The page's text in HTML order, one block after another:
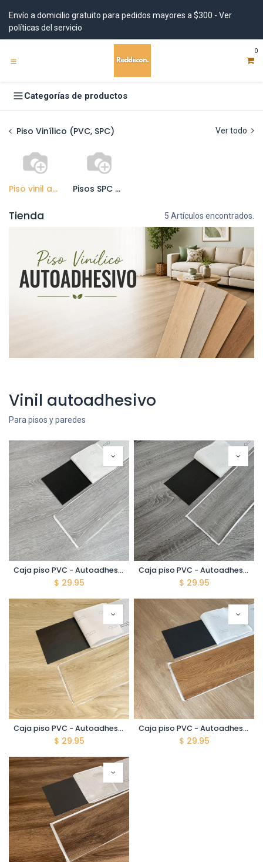
Envío a domicilio gratuito para pedidos mayores a $300 - Ver
políticas del servicio
0
Categorías de productos
Piso Vinílico (PVC, SPC) Ver todo
Piso vinil autoadhesivo Pisos SPC Click
Tienda 5 Artículos encontrados.
Vinil autoadhesivo
Para pisos y paredes
Caja piso PVC - Autoadhesivo - CE-07 - Ceniza - Caja 5 m2 - 36 láminas por caja - 152*914*2 mm
$ 29.95
Caja piso PVC - Autoadhesivo - PI-08 - Pizarra - Caja 5 m2 - 36 láminas por caja - 152*914*2 mm
$ 29.95
Caja piso PVC - Autoadhesivo - HC-02 - Haya Clara - Caja 5 m2 - 36 láminas por caja - 152*914*2 mm
$ 29.95
Caja piso PVC - Autoadhesivo - AD-03 - Arce Dorado - Caja 5 m2 - 36 láminas por caja - 152*914*2 mm
$ 29.95